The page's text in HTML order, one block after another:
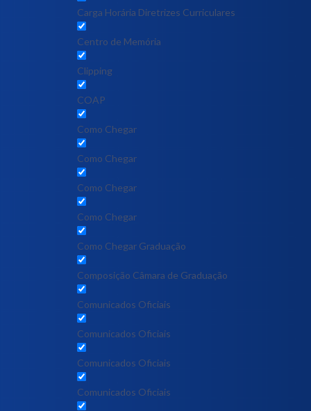
Carga Horária Diretrizes Curriculares
Centro de Memória
Clipping
COAP
Como Chegar
Como Chegar
Como Chegar
Como Chegar
Como Chegar Graduação
Composição Câmara de Graduação
Comunicados Oficiais
Comunicados Oficiais
Comunicados Oficiais
Comunicados Oficiais